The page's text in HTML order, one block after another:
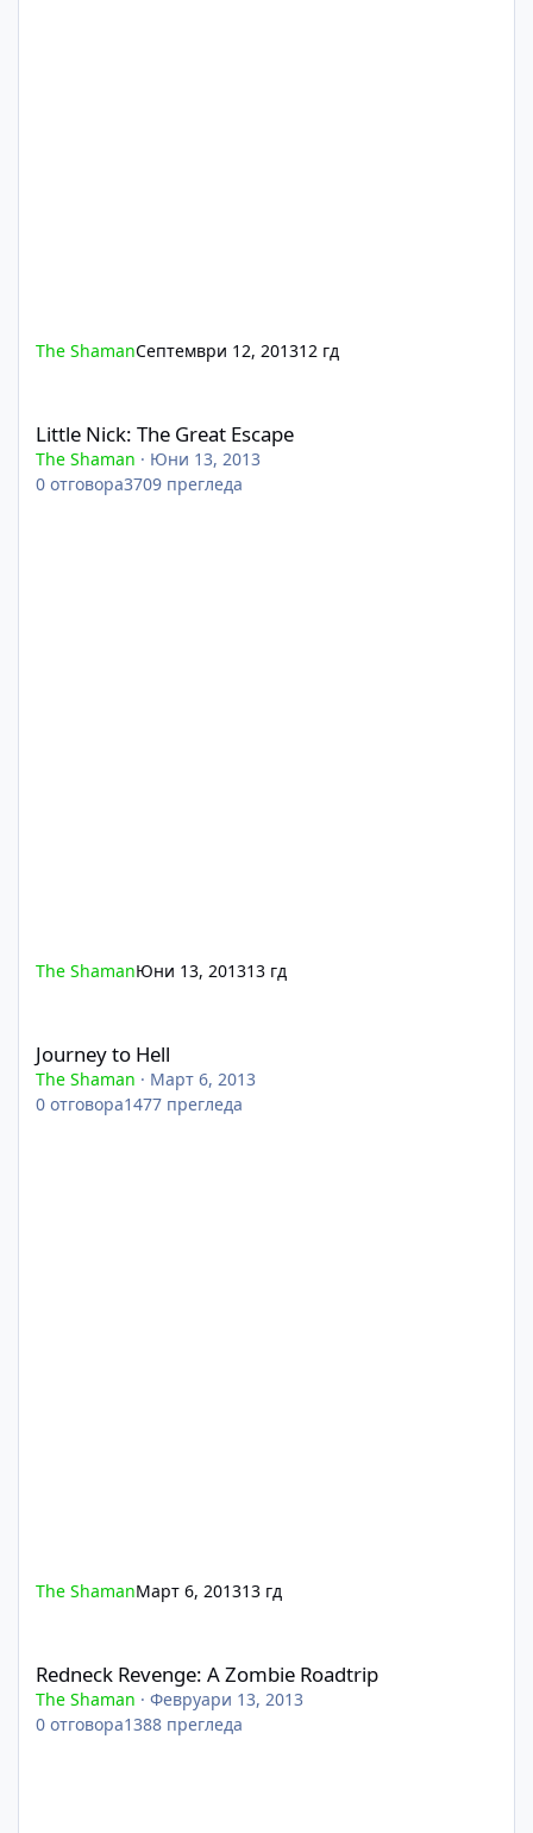
The ShamanСептември 12, 201312 гд
Little Nick: The Great Escape
The Shaman · Юни 13, 2013
0 отговора3709 прегледа
The ShamanЮни 13, 201313 гд
Journey to Hell
The Shaman · Март 6, 2013
0 отговора1477 прегледа
The ShamanМарт 6, 201313 гд
Redneck Revenge: A Zombie Roadtrip
The Shaman · Февруари 13, 2013
0 отговора1388 прегледа